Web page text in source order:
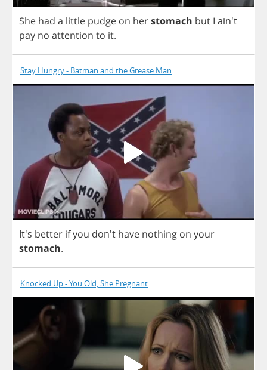
She had a little pudge on herstomach but I ain't
pay no attention to it.
Stay Hungry - Batman and the Grease Man
It's better ifyou don't have nothing on your
stomach.
Knocked Up - You Old, She Pregnant